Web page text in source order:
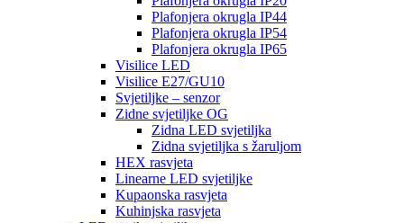
Plafonjera okrugla IP44
Plafonjera okrugla IP54
Plafonjera okrugla IP65
Visilice LED
Visilice E27/GU10
Svjetiljke – senzor
Zidne svjetiljke OG
Zidna LED svjetiljka
Zidna svjetiljka s žaruljom
HEX rasvjeta
Linearne LED svjetiljke
Kupaonska rasvjeta
Kuhinjska rasvjeta